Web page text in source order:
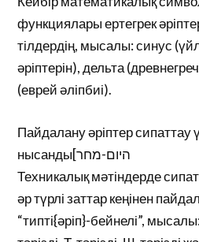
функциялары ертегрек
тілдердің, мысалы: синус
әріптерін), дельта
(еврей әліпбиі).
Пайдалану әріптер сипаттау
нысанды[היום-מחר
Техникалық мәтіндерде
әр түрлі заттар кеңінен
“типті{әріп}-бейнелі”, мысалы: